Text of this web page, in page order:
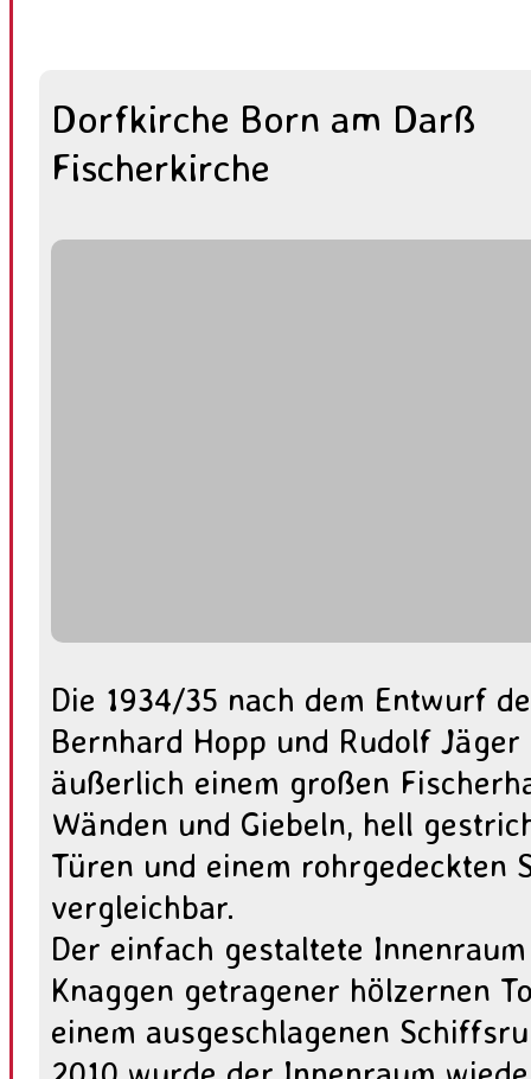
Dorfkirche Born am Darß
Fischerkirche
Die 1934/35 nach dem Entwurf
Bernhard Hopp und Rudolf
äußerlich einem großen
Wänden und Giebeln, hell
Türen und einem rohrgedeckten
vergleichbar.
Der einfach gestaltete
Knaggen getragener hölzernen
einem ausgeschlagenen